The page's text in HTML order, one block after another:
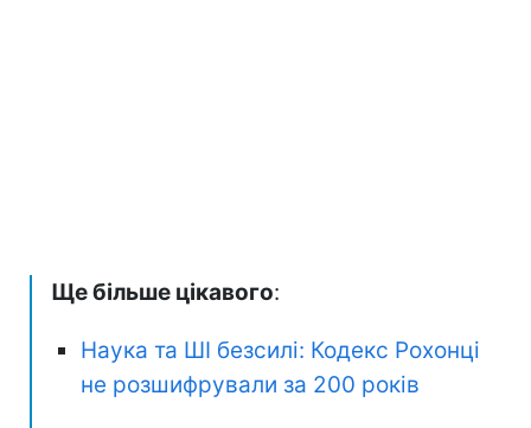
Ще більше цікавого:
Наука та ШІ безсилі: Кодекс Рохонці
не розшифрували за 200 років